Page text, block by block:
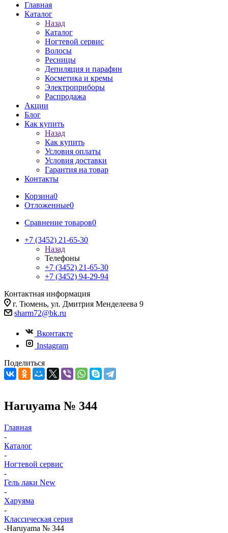
Главная
Каталог
Назад
Каталог
Ногтевой сервис
Волосы
Ресницы
Депиляция и парафин
Косметика и кремы
Электроприборы
Распродажа
Акции
Блог
Как купить
Назад
Как купить
Условия оплаты
Условия доставки
Гарантия на товар
Контакты
Корзина0
Отложенные0
Сравнение товаров0
+7 (3452) 21-65-30
Назад
Телефоны
+7 (3452) 21-65-30
+7 (3452) 94-29-94
Контактная информация
г. Тюмень, ул. Дмитрия Менделеева 9
sharm72@bk.ru
Вконтакте
Instagram
Поделиться
Haruyama № 344
Главная
-
Каталог
-
Ногтевой сервис
-
Гель лаки New
-
Харуяма
-
Классическая серия
-Haruyama № 344